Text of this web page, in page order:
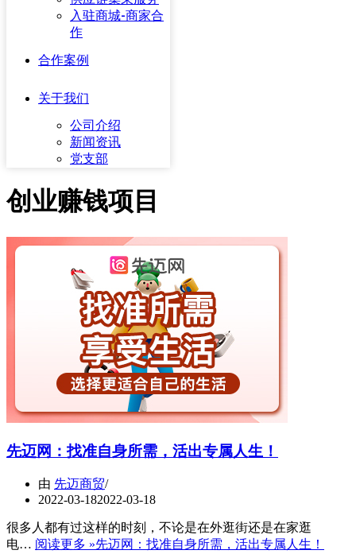
入驻商城-商家合
作
合作案例
关于我们
公司介绍
新闻资讯
党支部
创业赚钱项目
先迈网：找准自身所需，活出专属人生！
由 先迈商贸
2022-03-182022-03-18
很多人都有过这样的时刻，不论是在外逛街还是在家逛
电… 阅读更多 »先迈网：找准自身所需，活出专属人生！